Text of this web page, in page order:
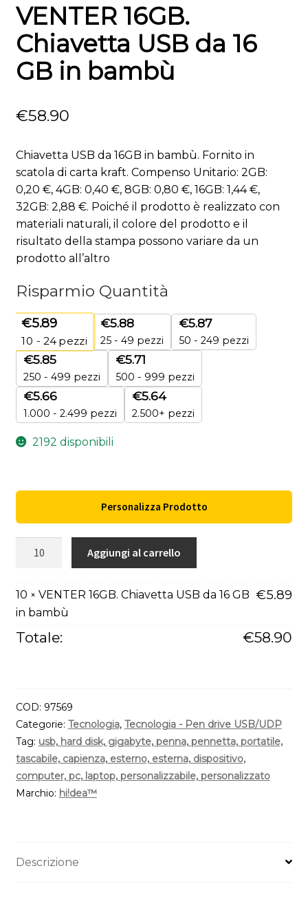
VENTER 16GB.
Chiavetta USB da 16
GB in bambù
€58.90
Chiavetta USB da 16GB in bambù. Fornito in
scatola di carta kraft. Compenso Unitario: 2GB:
0,20 €, 4GB: 0,40 €, 8GB: 0,80 €, 16GB: 1,44 €,
32GB: 2,88 €. Poiché il prodotto è realizzato con
materiali naturali, il colore del prodotto e il
risultato della stampa possono variare da un
prodotto all’altro
Risparmio Quantità
€5.89
10 - 24pezzi
€5.88
25 - 49 pezzi
€5.87
50 - 249 pezzi
€5.85
250 - 499 pezzi
€5.71
500 - 999 pezzi
€5.66
1.000 - 2.499 pezzi
€5.64
2.500+ pezzi
2192 disponibili
Personalizza Prodotto
USB
da
16
quantità
Aggiungi al carrello
10 × VENTER 16GB. Chiavetta USB da 16 GB
in bambù
€5.89
Totale: €58.90
COD: 97569
Categorie: Tecnologia, Tecnologia - Pen drive USB/UDP
Tag: usb, hard disk, gigabyte, penna, pennetta, portatile,
tascabile, capienza, esterno, esterna, dispositivo,
computer, pc, laptop, personalizzabile, personalizzato
Marchio: hi!dea™
Descrizione